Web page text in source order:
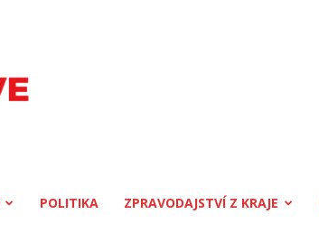
POLITIKA ZPRAVODAJSTVÍ Z KRAJE